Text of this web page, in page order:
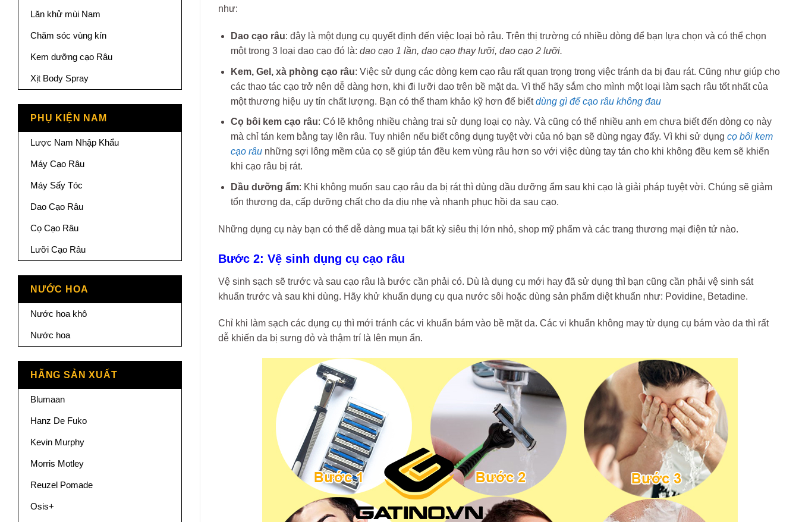
Lăn khử mùi Nam
Chăm sóc vùng kín
Kem dưỡng cạo Râu
Xịt Body Spray
PHỤ KIỆN NAM
Lược Nam Nhập Khẩu
Máy Cạo Râu
Máy Sấy Tóc
Dao Cạo Râu
Cọ Cạo Râu
Lưỡi Cạo Râu
NƯỚC HOA
Nước hoa khô
Nước hoa
HÃNG SẢN XUẤT
Blumaan
Hanz De Fuko
Kevin Murphy
Morris Motley
Reuzel Pomade
Osis+
như:
Dao cạo râu: đây là một dụng cụ quyết định đến việc loại bỏ râu. Trên thị trường có nhiều dòng để bạn lựa chọn và có thể chọn
một trong 3 loại dao cạo đó là: dao cạo 1 lần, dao cạo thay lưỡi, dao cạo 2 lưỡi.
Kem, Gel, xà phòng cạo râu: Việc sử dụng các dòng kem cạo râu rất quan trọng trong việc tránh da bị đau rát. Cũng như giúp cho
các thao tác cạo trở nên dễ dàng hơn, khi đi lưỡi dao trên bề mặt da. Vì thế hãy sắm cho mình một loại làm sạch râu tốt nhất của
một thương hiệu uy tín chất lượng. Bạn có thể tham khảo kỹ hơn để biếtdùng gì để cạo râu không đau
Cọ bôi kem cạo râu: Có lẽ không nhiều chàng trai sử dụng loại cọ này. Và cũng có thể nhiều anh em chưa biết đến dòng cọ này
mà chỉ tán kem bằng tay lên râu. Tuy nhiên nếu biết công dụng tuyệt vời của nó bạn sẽ dùng ngay đấy. Vì khi sử dụng cọ bôi kem
cạo râunhững sợi lông mềm của cọ sẽ giúp tán đều kem vùng râu hơn so với việc dùng tay tán cho khi không đều kem sẽ khiến
khi cạo râu bị rát.
Dầu dưỡng ẩm: Khi không muốn sau cạo râu da bị rát thì dùng dầu dưỡng ẩm sau khi cạo là giải pháp tuyệt vời. Chúng sẽ giảm
tổn thương da, cấp dưỡng chất cho da dịu nhẹ và nhanh phục hồi da sau cạo.
Những dụng cụ này bạn có thể dễ dàng mua tại bất kỳ siêu thị lớn nhỏ, shop mỹ phẩm và các trang thương mại điện tử nào.
Bước 2: Vệ sinh dụng cụ cạo râu
Vệ sinh sạch sẽ trước và sau cạo râu là bước cần phải có. Dù là dụng cụ mới hay đã sử dụng thì bạn cũng cần phải vệ sinh sát
khuẩn trước và sau khi dùng. Hãy khử khuẩn dụng cụ qua nước sôi hoặc dùng sản phẩm diệt khuẩn như: Povidine, Betadine.
Chỉ khi làm sạch các dụng cụ thì mới tránh các vi khuẩn bám vào bề mặt da. Các vi khuẩn không may từ dụng cụ bám vào da thì rất
dễ khiến da bị sưng đỏ và thậm trí là lên mụn ẩn.